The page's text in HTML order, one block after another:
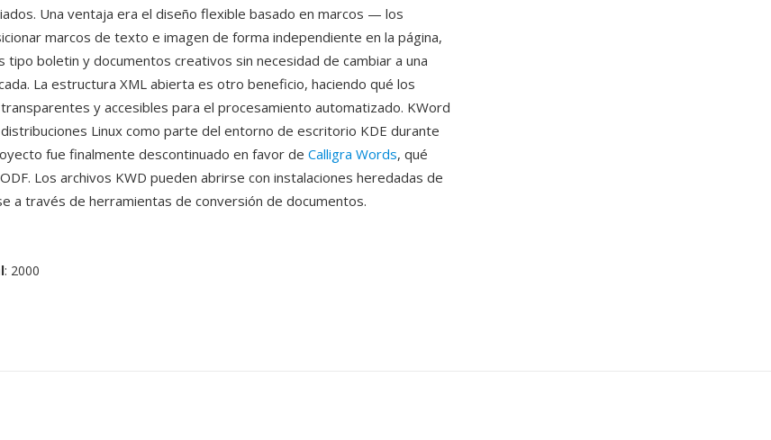
Una ventaja era el diseño flexible basado en marcos — los
marcos de texto e imagen de forma independiente en la página,
tipo boletin y documentos creativos sin necesidad de cambiar a una
La estructura XML abierta es otro beneficio, haciendo qué los
y accesibles para el procesamiento automatizado. KWord
Linux como parte del entorno de escritorio KDE durante
fue finalmente descontinuado en favor de Calligra Words, qué
Los archivos KWD pueden abrirse con instalaciones heredadas de
a través de herramientas de conversión de documentos.
: 2000